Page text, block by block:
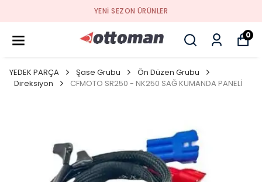
YENI SEZON ÜRÜNLER
0
YEDEK PARÇA Şase Grubu
Ön Düzen Grubu
Direksiyon
CFMOTO SR250 - NK250 SAĞ KUMANDA PANELİ